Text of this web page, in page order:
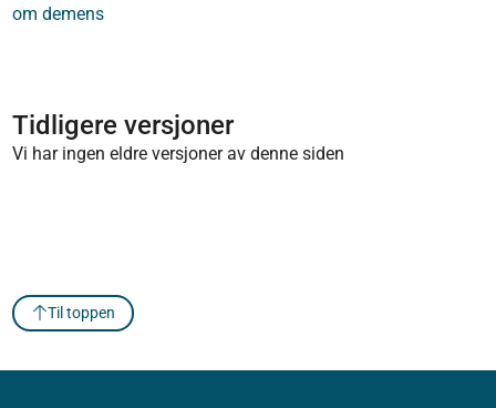
om demens
Tidligere versjoner
Vi har ingen eldre versjoner av denne siden
Til toppen